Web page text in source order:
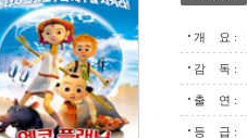
개 요 :
감 독 :
출 연 :
등 급 :